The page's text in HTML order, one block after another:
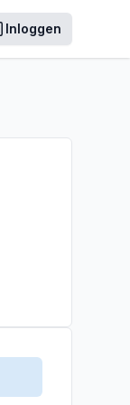
Inloggen